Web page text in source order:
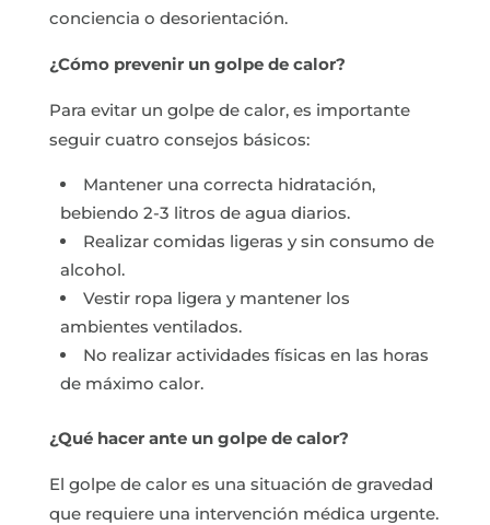
conciencia o desorientación.
¿Cómo prevenir un golpe de calor?
Para evitar un golpe de calor, es importante
seguir cuatro consejos básicos:
Mantener una correcta hidratación,
bebiendo 2-3 litros de agua diarios.
Realizar comidas ligeras y sin consumo de
alcohol.
Vestir ropa ligera y mantener los
ambientes ventilados.
No realizar actividades físicas en las horas
de máximo calor.
¿Qué hacer ante un golpe de calor?
El golpe de calor es una situación de gravedad
que requiere una intervención médica urgente.